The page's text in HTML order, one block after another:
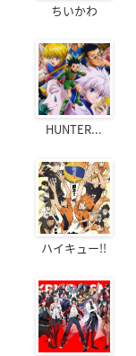
ちいかわ
HUNTER...
ハイキュー!!